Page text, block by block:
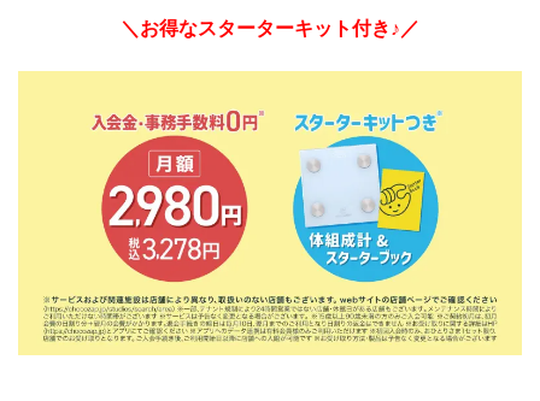
＼お得なスターターキット付き♪／